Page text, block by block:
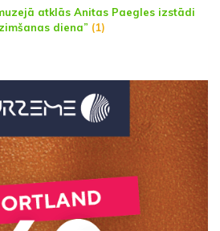
atklās Anitas Paegles izstādi
diena” (1)